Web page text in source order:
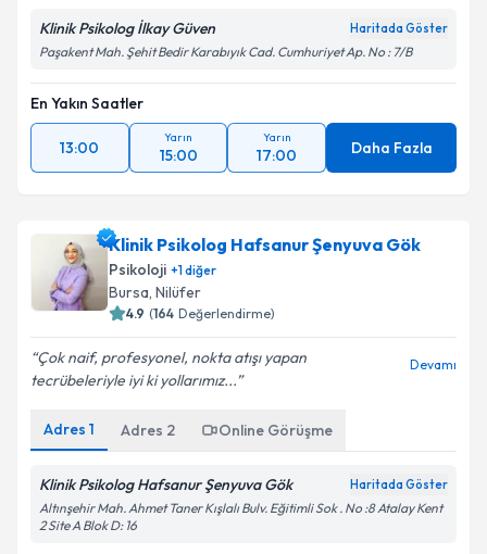
Klinik Psikolog İlkay Güven Haritada Göster
Paşakent Mah. Şehit Bedir Karabıyık Cad. Cumhuriyet Ap. No : 7/B
En Yakın Saatler
13:00
Yarın
15:00
Yarın
17:00 Daha Fazla
Klinik Psikolog Hafsanur Şenyuva Gök
Psikoloji +1diğer
Bursa, Nilüfer
4.9 (164 Değerlendirme)
Çok naif, profesyonel, nokta atışı yapan
tecrübeleriyle iyi ki yollarımız...
Devamı
Adres 1 Adres 2 Online Görüşme
Klinik Psikolog Hafsanur Şenyuva Gök Haritada Göster
Altınşehir Mah. Ahmet Taner Kışlalı Bulv. Eğitimli Sok . No :8 Atalay Kent
2 Site A Blok D: 16